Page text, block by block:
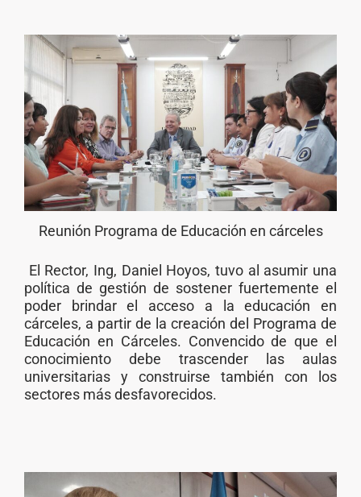
Reunión Programa de Educación en cárceles
El Rector, Ing, Daniel Hoyos, tuvo al asumir una
política de gestión de sostener fuertemente el
poder brindar el acceso a la educación en
cárceles, a partir de la creación del Programa de
Educación en Cárceles. Convencido de que el
conocimiento debe trascender las aulas
universitarias y construirse también con los
sectores más desfavorecidos.